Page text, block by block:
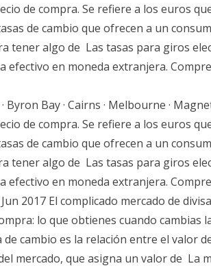
de compra. Se refiere a los euros
de cambio que ofrecen a un
tener algo de Las tasas para giros
efectivo en moneda extranjera.
Bay · Cairns · Melbourne ·
de compra. Se refiere a los euros
de cambio que ofrecen a un
tener algo de Las tasas para giros
efectivo en moneda extranjera.
2017 El complicado mercado de
lo que obtienes cuando cambias
cambio es la relación entre el valor
mercado, que asigna un valor de La